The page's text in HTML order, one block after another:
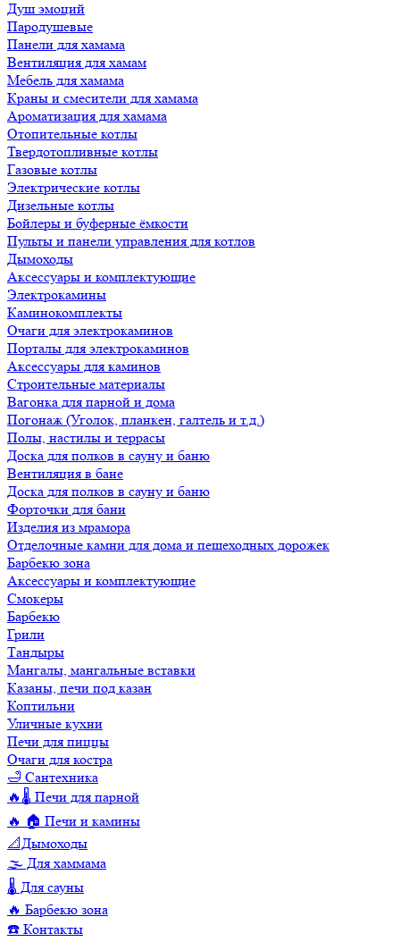
Душ эмоций
Пародушевые
Панели для хамама
Вентиляция для хамам
Мебель для хамама
Краны и смесители для хамама
Ароматизация для хамама
Отопительные котлы
Твердотопливные котлы
Газовые котлы
Электрические котлы
Дизельные котлы
Бойлеры и буферные ёмкости
Пульты и панели управления для котлов
Дымоходы
Аксессуары и комплектующие
Электрокамины
Каминокомплекты
Очаги для электрокаминов
Порталы для электрокаминов
Аксессуары для каминов
Строительные материалы
Вагонка для парной и дома
Погонаж (Уголок, планкен, галтель и т.д.)
Полы, настилы и террасы
Доска для полков в сауну и баню
Вентиляция в бане
Доска для полков в сауну и баню
Форточки для бани
Изделия из мрамора
Отделочные камни для дома и пешеходных дорожек
Барбекю зона
Аксессуары и комплектующие
Смокеры
Барбекю
Грили
Тандыры
Мангалы, мангальные вставки
Казаны, печи под казан
Коптильни
Уличные кухни
Печи для пиццы
Очаги для костра
🛁 Сантехника
🔥🌡️ Печи для парной
🔥 🏠 Печи и камины
📐Дымоходы
🌫️ Для хаммама
🌡️ Для сауны
🔥 Барбекю зона
☎️ Контакты